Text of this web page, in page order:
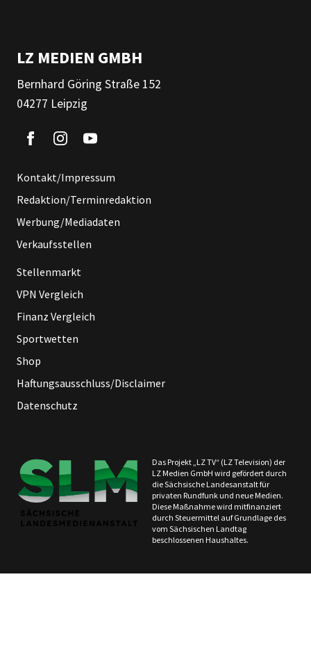
LZ MEDIEN GMBH
Bernhard Göring Straße 152
04277 Leipzig
Kontakt/Impressum
Redaktion/Terminredaktion
Werbung/Mediadaten
Verkaufsstellen
Stellenmarkt
VPN Vergleich
Finanz Vergleich
Sportwetten
Shop
Haftungsausschluss/Disclaimer
Datenschutz
Das Projekt „LZ TV“ (LZ Television) der
LZ Medien GmbH wird gefördert durch
die Sächsische Landesanstalt für
privaten Rundfunk und neue Medien.
Diese Maßnahme wird mitfinanziert
durch Steuermittel auf Grundlage des
vom Sächsischen Landtag
beschlossenen Haushaltes.